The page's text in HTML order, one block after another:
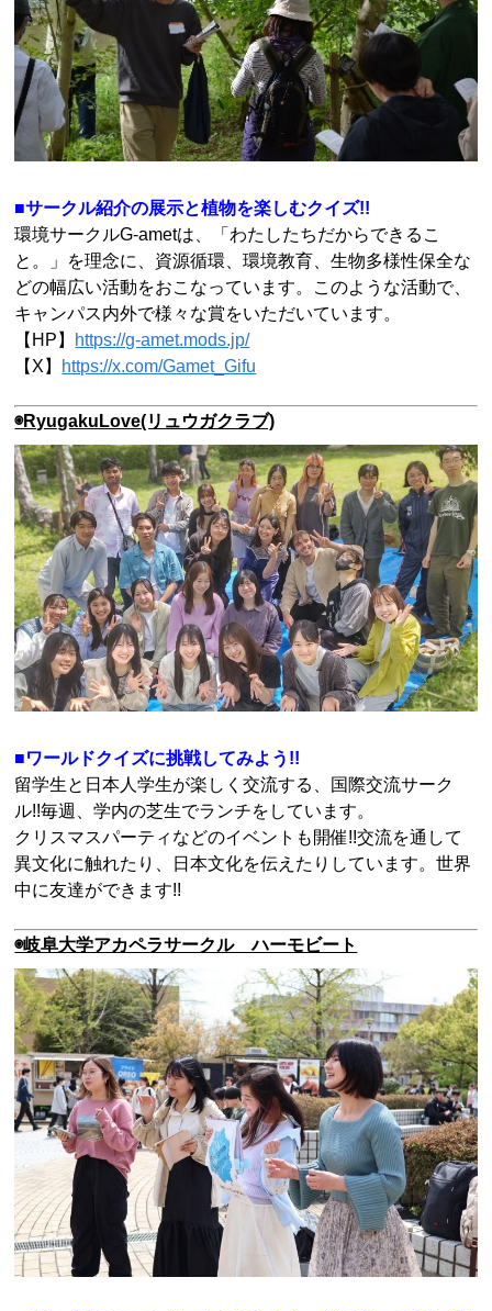
■サークル紹介の展示と植物を楽しむクイズ!!
環境サークルG-ametは、「わたしたちだからできるこ
と。」を理念に、資源循環、環境教育、生物多様性保全な
どの幅広い活動をおこなっています。このような活動で、
キャンパス内外で様々な賞をいただいています。
【HP】 https://g-amet.mods.jp/
【X】 https://x.com/Gamet_Gifu
◉RyugakuLove(リュウガクラブ)
■ワールドクイズに挑戦してみよう!!
留学生と日本人学生が楽しく交流する、国際交流サーク
ル!!毎週、学内の芝生でランチをしています。
クリスマスパーティなどのイベントも開催!!交流を通して
異文化に触れたり、日本文化を伝えたりしています。世界
中に友達ができます!!
◉岐阜大学アカペラサークル ハーモビート